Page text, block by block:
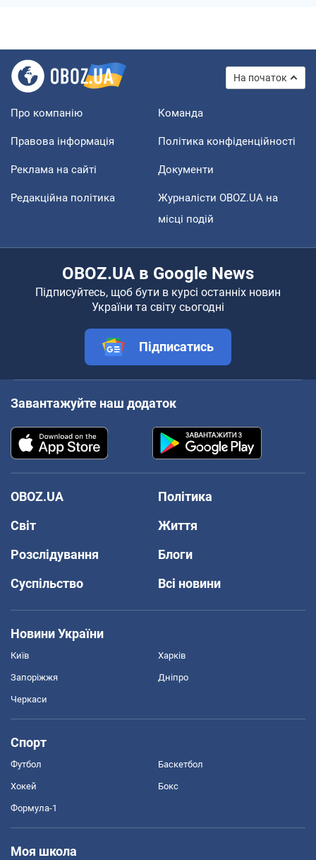
На початок
Про компанію Команда
Правова інформація Політика конфіденційності
Реклама на сайті Документи
Редакційна політика
Журналісти OBOZ.UA на
місці подій
OBOZ.UA в Google News
Підписуйтесь, щоб бути в курсі останніх новин
України та світу сьогодні
Підписатись
Завантажуйте наш додаток
OBOZ.UA
Політика
Світ
Життя
Розслідування
Блоги
Суспільство
Всі новини
Новини України
Київ Харків
Запоріжжя Дніпро
Черкаси
Спорт
Футбол Баскетбол
Хокей Бокс
Формула-1
Моя школа